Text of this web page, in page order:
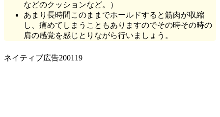
などのクッションなど。）
あまり長時間このままでホールドすると筋肉が収縮
し、痛めてしまうこともありますのでその時その時の
肩の感覚を感じとりながら行いましょう。
ネイティブ広告200119